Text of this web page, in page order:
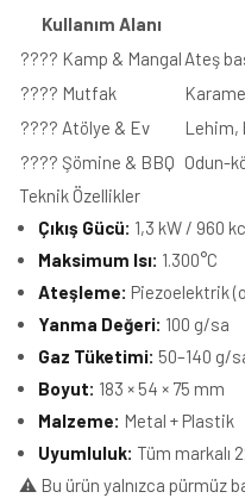
Kullanım Alanı
????️ Kamp & Mangal Ateş
????️ Mutfak
???? Atölye & Ev
Lehim,
???? Şömine & BBQ Odun-
Teknik Özellikler
Çıkış Gücü: 1,3 kW / 960
Maksimum Isı: 1.300°C
Ateşleme: Piezoelektrik
Yanma Değeri: 100 g/sa
Gaz Tüketimi: 50–140 g/
Boyut: 183 × 54 × 75 mm
Malzeme: Metal + Plastik
Uyumluluk: Tüm markalı
⚠️ Bu ürün yalnızca pürmüz